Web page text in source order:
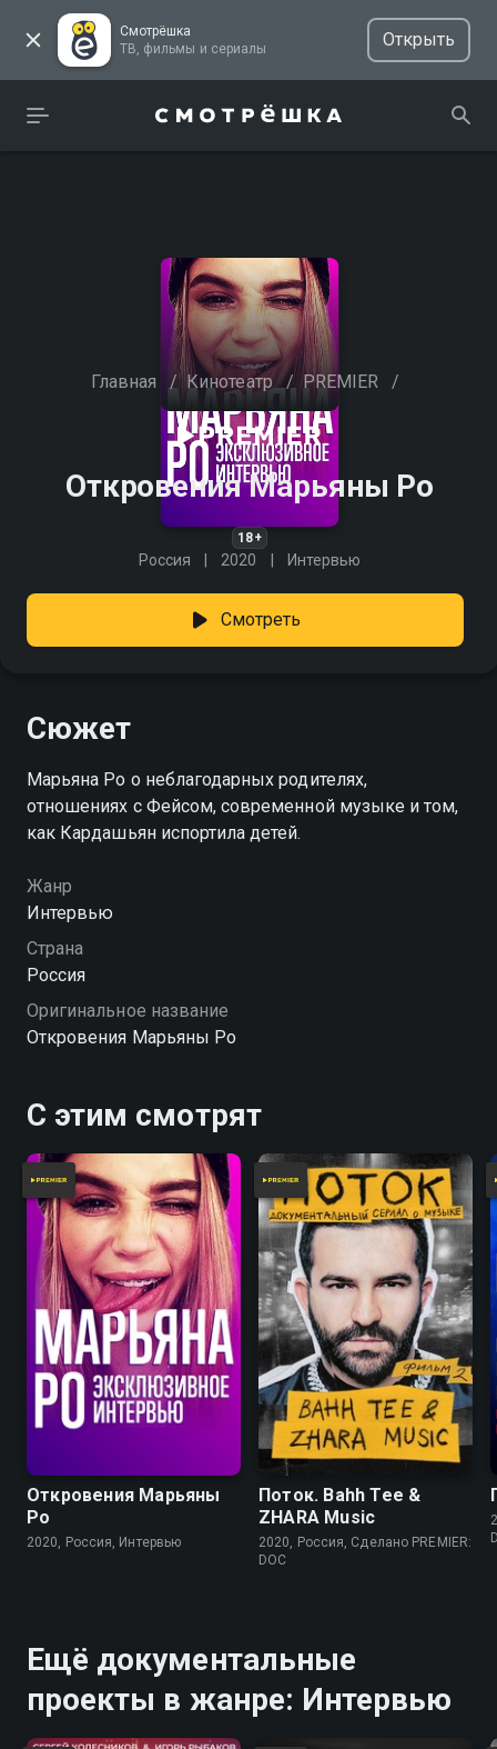
Смотрёшка
ТВ, фильмы и сериалы
Открыть
Главная / Кинотеатр / PREMIER /
Откровения Марьяны Ро
18+
Россия 2020 Интервью
Смотреть
Сюжет
Марьяна Ро о неблагодарных родителях,
отношениях с Фейсом, современной музыке и том,
как Кардашьян испортила детей.
Жанр
Интервью
Страна
Россия
Оригинальное название
Откровения Марьяны Ро
С этим смотрят
Откровения Марьяны
Ро
2020, Россия, Интервью
Поток. Bahh Tee &
ZHARA Music
2020, Россия, Сделано PREMIER:
DOC
Ещё документальные
проекты в жанре: Интервью